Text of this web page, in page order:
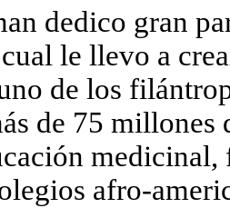
dedico gran
le llevo a
de los
de 75 millones
medicinal,
afro-